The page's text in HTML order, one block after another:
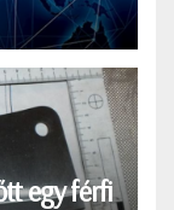
egy férfi